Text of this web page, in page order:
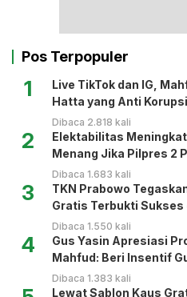
Pos Terpopuler
1
Live TikTok dan IG,
Hatta yang Anti
Dibaca 2.818 kali
2
Elektabilitas
Menang Jika Pilpres 2
Dibaca 1.683 kali
3
TKN Prabowo
Gratis Terbukti Sukses
Dibaca 1.550 kali
4
Gus Yasin Apresiasi
Mahfud: Beri Insentif
Dibaca 1.383 kali
Lewat Sablon Kaus